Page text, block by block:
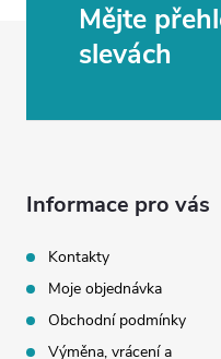
Mějte
slevách
Informace pro vás
Kontakty
Moje objednávka
Obchodní podmínky
Výměna, vrácení a